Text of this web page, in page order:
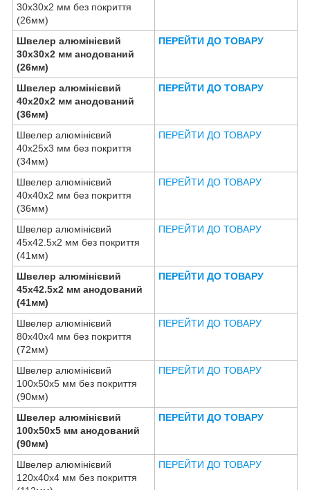
30х30х2 мм без покриття
(26мм)
Швелер алюмінієвий
30х30х2 мм анодований
(26мм)
ПЕРЕЙТИ ДО ТОВАРУ
Швелер алюмінієвий
40х20х2 мм анодований
(36мм)
ПЕРЕЙТИ ДО ТОВАРУ
Швелер алюмінієвий
40х25х3 мм без покриття
(34мм)
ПЕРЕЙТИ ДО ТОВАРУ
Швелер алюмінієвий
40х40х2 мм без покриття
(36мм)
ПЕРЕЙТИ ДО ТОВАРУ
Швелер алюмінієвий
45х42.5х2 мм без покриття
(41мм)
ПЕРЕЙТИ ДО ТОВАРУ
Швелер алюмінієвий
45х42.5х2 мм анодований
(41мм)
ПЕРЕЙТИ ДО ТОВАРУ
Швелер алюмінієвий
80х40х4 мм без покриття
(72мм)
ПЕРЕЙТИ ДО ТОВАРУ
Швелер алюмінієвий
100х50х5 мм без покриття
(90мм)
ПЕРЕЙТИ ДО ТОВАРУ
Швелер алюмінієвий
100х50х5 мм анодований
(90мм)
ПЕРЕЙТИ ДО ТОВАРУ
Швелер алюмінієвий
120х40х4 мм без покриття
ПЕРЕЙТИ ДО ТОВАРУ